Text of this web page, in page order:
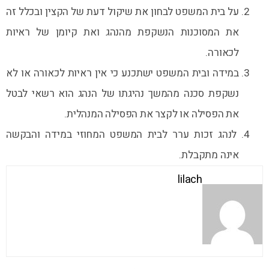
על בית המשפט לבחון את שיקול דעת של הקצין ובכלל זה
את המסוכנות הנשקפת מהנהג ואת קיומן של ראיות
לכאורה.
במידה ובית המשפט ישתכנע כי אין ראיות לכאורה או לא
נשקפת סכנה מהמשך נהיגתו של הנהג הוא רשאי לבטל
את הפסילה או לקצר את הפסילה המנהלית.
לנהג זכות ערר לבית המשפט המחוזי במידה והבקשה
אינה מתקבלת.
lilach